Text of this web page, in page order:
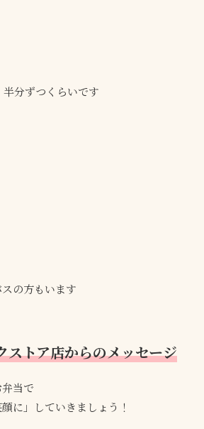
分ずつくらいです
の方もいます
ストア店からのメッセージ
当で
に」していきましょう！